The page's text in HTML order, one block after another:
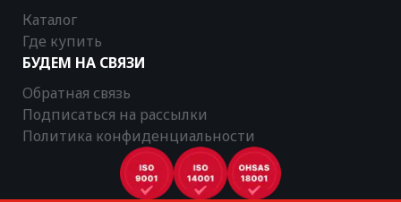
Каталог
Где купить
БУДЕМ НА СВЯЗИ
Обратная связь
Подписаться на рассылки
Политика конфиденциальности